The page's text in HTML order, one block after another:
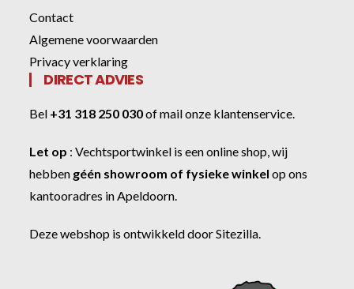
Contact
Algemene voorwaarden
Privacy verklaring
DIRECT ADVIES
Bel +31 318 250 030ofmail onze klantenservice
Let op :Vechtsportwinkel is een online shop, wij
hebben géén showroom of fysieke winkel op ons
kantooradres in Apeldoorn.
Deze webshop is ontwikkeld doorSitezilla